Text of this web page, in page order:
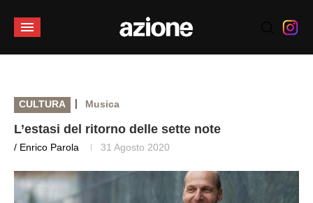
CULTURA | Musica
L’estasi del ritorno delle sette note
/ Enrico Parola 31 Agosto 2020